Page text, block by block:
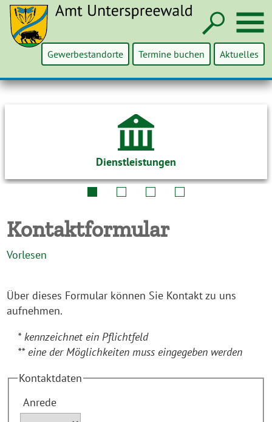
Gewerbestandorte Termine buchen Aktuelles
Dienstleistungen
Kontaktformular
Vorlesen
Über dieses Formular können Sie Kontakt zu uns
aufnehmen.
* kennzeichnet ein Pflichtfeld
** eine der Möglichkeiten muss eingegeben werden
Kontaktdaten
Anrede